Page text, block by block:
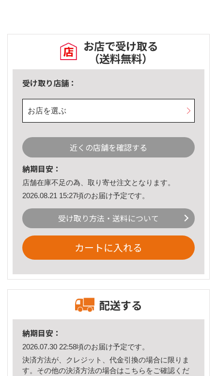
お店で受け取る
（送料無料）
受け取り店舗：
お店を選ぶ
近くの店舗を確認する
納期目安：
店舗在庫不足の為、取り寄せ注文となります。
2026.08.21 15:27頃のお届け予定です。
受け取り方法・送料について
カートに入れる
配送する
納期目安：
2026.07.30 22:58頃のお届け予定です。
決済方法が、クレジット、代金引換の場合に限りま
す。その他の決済方法の場合はこちら をご確認くだ